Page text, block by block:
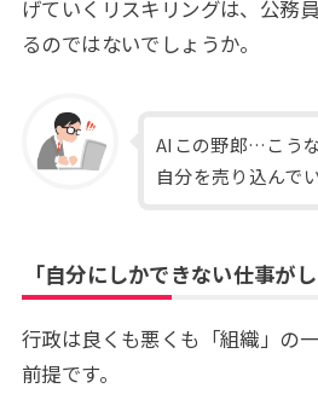
げていくリスキリングは、公務
るのではないでしょうか。
AIこの野郎…こう
自分を売り込んで
「自分にしかできない仕事がし
行政は良くも悪くも「組織」の
前提です。